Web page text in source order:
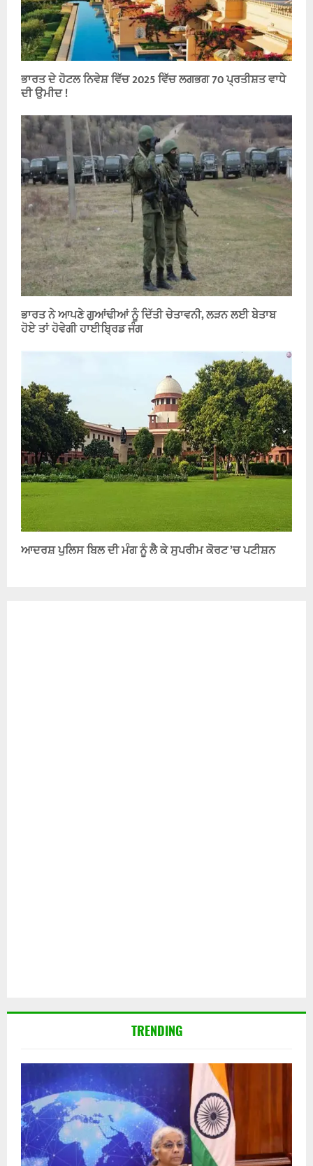
ਭਾਰਤ ਦੇ ਹੋਟਲ ਨਿਵੇਸ਼ ਵਿੱਚ 2025 ਵਿੱਚ ਲਗਭਗ 70 ਪ੍ਰਤੀਸ਼ਤ ਵਾਧੇ
ਦੀ ਉਮੀਦ !
ਭਾਰਤ ਨੇ ਆਪਣੇ ਗੁਆਂਢੀਆਂ ਨੂੰ ਦਿੱਤੀ ਚੇਤਾਵਨੀ, ਲੜਨ ਲਈ ਬੇਤਾਬ
ਹੋਏ ਤਾਂ ਹੋਵੇਗੀ ਹਾਈਬ੍ਰਿਡ ਜੰਗ
ਆਦਰਸ਼ ਪੁਲਿਸ ਬਿਲ ਦੀ ਮੰਗ ਨੂੰ ਲੈ ਕੇ ਸੁਪਰੀਮ ਕੋਰਟ ’ਚ ਪਟੀਸ਼ਨ
TRENDING